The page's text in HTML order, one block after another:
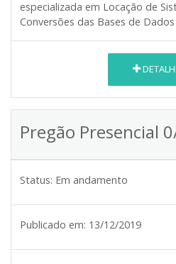
especializada em Locação de
Conversões das Bases de Dados
Pregão Presencial
Status: Em andamento
Publicado em: 13/12/2019